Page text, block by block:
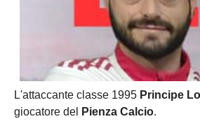
L'attaccante classe 1995 Principe
giocatore del
Pienza Calcio.